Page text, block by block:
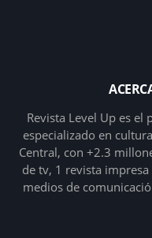
Revista Level Up es
especializado en
Central, con +2.3
de tv, 1 revista
medios de